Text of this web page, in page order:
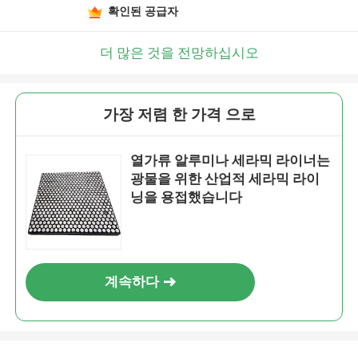
확인된 공급자
더 많은 것을 전망하십시오
가장 저렴 한 가격 으로
열가류 알루미나 세라믹 라이너는
광물을 위한 산업적 세라믹 라이
닝을 용접했습니다
계속하다